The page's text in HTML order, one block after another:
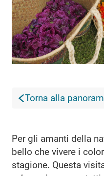
Torna alla
Per gli amanti della
bello che vivere i
stagione. Questa